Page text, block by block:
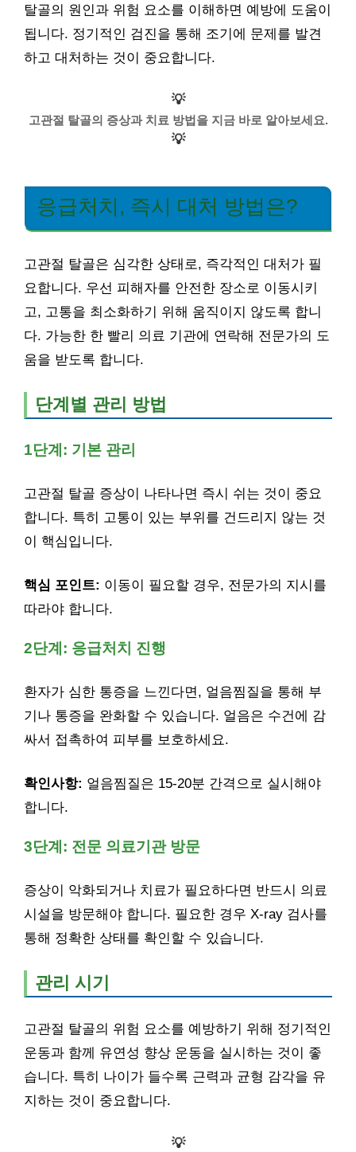
탈골의 원인과 위험 요소를 이해하면 예방에 도움이
됩니다. 정기적인 검진을 통해 조기에 문제를 발견
하고 대처하는 것이 중요합니다.
💡
고관절 탈골의 증상과 치료 방법을 지금 바로 알아보세요.
💡
응급처치, 즉시 대처 방법은?
고관절 탈골은 심각한 상태로, 즉각적인 대처가 필
요합니다. 우선 피해자를 안전한 장소로 이동시키
고, 고통을 최소화하기 위해 움직이지 않도록 합니
다. 가능한 한 빨리 의료 기관에 연락해 전문가의 도
움을 받도록 합니다.
단계별 관리 방법
1단계: 기본 관리
고관절 탈골 증상이 나타나면 즉시 쉬는 것이 중요
합니다. 특히 고통이 있는 부위를 건드리지 않는 것
이 핵심입니다.
핵심 포인트: 이동이 필요할 경우, 전문가의 지시를
따라야 합니다.
2단계: 응급처치 진행
환자가 심한 통증을 느낀다면, 얼음찜질을 통해 부
기나 통증을 완화할 수 있습니다. 얼음은 수건에 감
싸서 접촉하여 피부를 보호하세요.
확인사항: 얼음찜질은 15-20분 간격으로 실시해야
합니다.
3단계: 전문 의료기관 방문
증상이 악화되거나 치료가 필요하다면 반드시 의료
시설을 방문해야 합니다. 필요한 경우 X-ray 검사를
통해 정확한 상태를 확인할 수 있습니다.
관리 시기
고관절 탈골의 위험 요소를 예방하기 위해 정기적인
운동과 함께 유연성 향상 운동을 실시하는 것이 좋
습니다. 특히 나이가 들수록 근력과 균형 감각을 유
지하는 것이 중요합니다.
💡